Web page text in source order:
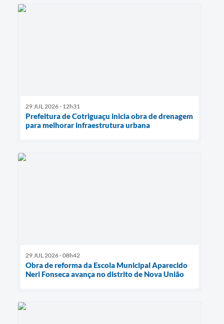
29 JUL 2026 - 12h31
Prefeitura de Cotriguaçu inicia obra de drenagem
para melhorar infraestrutura urbana
29 JUL 2026 - 08h42
Obra de reforma da Escola Municipal Aparecido
Neri Fonseca avança no distrito de Nova União